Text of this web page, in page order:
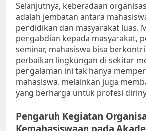
Selanjutnya, keberadaan
adalah jembatan antara
pendidikan dan masyarakat luas.
pengabdian kepada masyarakat,
seminar, mahasiswa bisa
perbaikan lingkungan di sekitar
pengalaman ini tak hanya
mahasiswa, melainkan juga
yang berharga untuk profesi
Pengaruh Kegiatan
Kemahasiswaan pada